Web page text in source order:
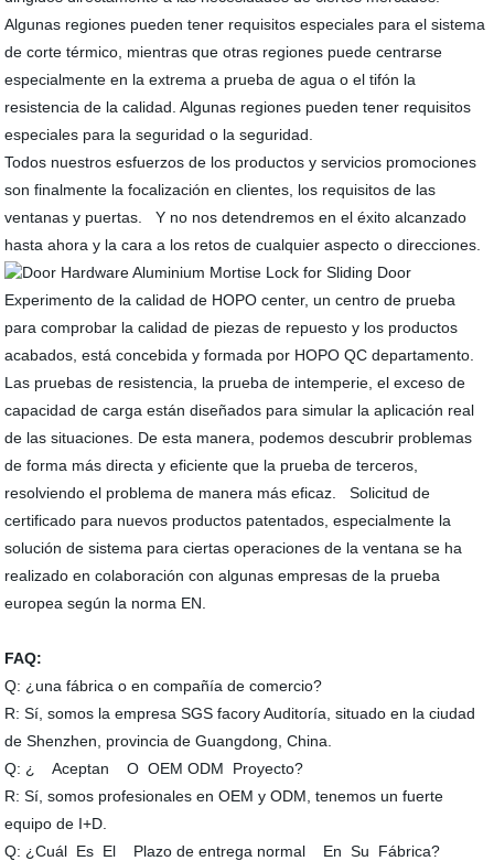
Algunas regiones pueden tener requisitos especiales para el sistema
de corte térmico, mientras que otras regiones puede centrarse
especialmente en la extrema a prueba de agua o el tifón la
resistencia de la calidad. Algunas regiones pueden tener requisitos
especiales para la seguridad o la seguridad.
Todos nuestros esfuerzos de los productos y servicios promociones
son finalmente la focalización en clientes, los requisitos de las
ventanas y puertas. Y no nos detendremos en el éxito alcanzado
hasta ahora y la cara a los retos de cualquier aspecto o direcciones.
Experimento de la calidad de HOPO center, un centro de prueba
para comprobar la calidad de piezas de repuesto y los productos
acabados, está concebida y formada por HOPO QC departamento.
Las pruebas de resistencia, la prueba de intemperie, el exceso de
capacidad de carga están diseñados para simular la aplicación real
de las situaciones. De esta manera, podemos descubrir problemas
de forma más directa y eficiente que la prueba de terceros,
resolviendo el problema de manera más eficaz. Solicitud de
certificado para nuevos productos patentados, especialmente la
solución de sistema para ciertas operaciones de la ventana se ha
realizado en colaboración con algunas empresas de la prueba
europea según la norma EN.
FAQ:
Q: ¿una fábrica o en compañía de comercio?
R: Sí, somos la empresa SGS facory Auditoría, situado en la ciudad
de Shenzhen, provincia de Guangdong, China.
Q: ¿ Aceptan O OEM ODM Proyecto?
R: Sí, somos profesionales en OEM y ODM, tenemos un fuerte
equipo de I+D.
Q: ¿Cuál Es El Plazo de entrega normal En Su Fábrica?